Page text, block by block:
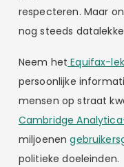
respecteren. Maar
nog steeds
Neem het Equifax-
persoonlijke
mensen op straat
Cambridge
miljoenen
politieke doeleinden.